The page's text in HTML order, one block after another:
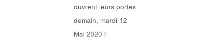
ouvrent leurs portes
demain, mardi 12
Mai 2020 !